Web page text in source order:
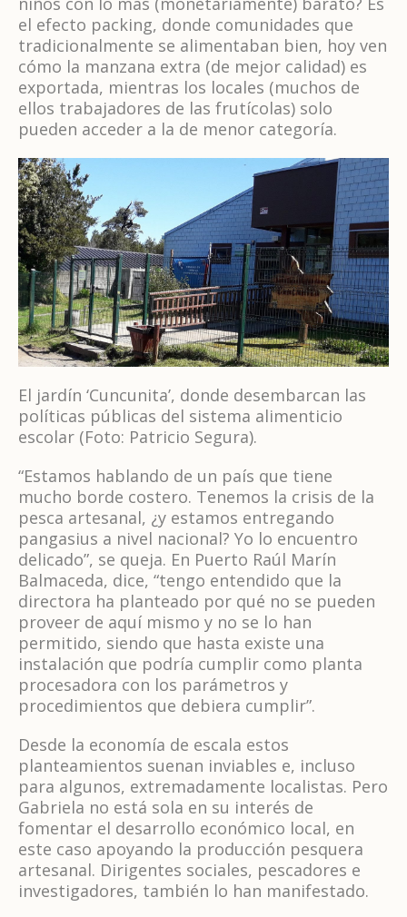
el efecto packing, donde comunidades que
tradicionalmente se alimentaban bien, hoy ven
cómo la manzana extra (de mejor calidad) es
exportada, mientras los locales (muchos de
ellos trabajadores de las frutícolas) solo
pueden acceder a la de menor categoría.
El jardín ‘Cuncunita’, donde desembarcan las
políticas públicas del sistema alimenticio
escolar (Foto: Patricio Segura).
“Estamos hablando de un país que tiene
mucho borde costero. Tenemos la crisis de la
pesca artesanal, ¿y estamos entregando
pangasius a nivel nacional? Yo lo encuentro
delicado”, se queja. En Puerto Raúl Marín
Balmaceda, dice, “tengo entendido que la
directora ha planteado por qué no se pueden
proveer de aquí mismo y no se lo han
permitido, siendo que hasta existe una
instalación que podría cumplir como planta
procesadora con los parámetros y
procedimientos que debiera cumplir”.
Desde la economía de escala estos
planteamientos suenan inviables e, incluso
para algunos, extremadamente localistas. Pero
Gabriela no está sola en su interés de
fomentar el desarrollo económico local, en
este caso apoyando la producción pesquera
artesanal. Dirigentes sociales, pescadores e
investigadores, también lo han manifestado.